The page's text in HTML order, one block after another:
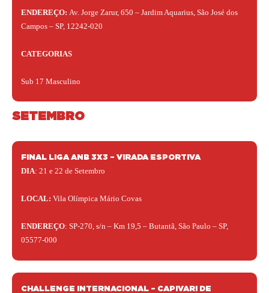
ENDEREÇO: Av. Jorge Zarur, 650 – Jardim Aquarius, São José dos
Campos – SP, 12242-020
CATEGORIAS
Sub 17 Masculino
SETEMBRO
FINAL LIGA ANB 3X3 – VIRADA ESPORTIVA
DIA: 21 e 22 de Setembro
LOCAL: Vila Olímpica Mário Covas
ENDEREÇO: SP-270, s/n – Km 19,5 – Butantã, São Paulo – SP,
05577-000
CHALLENGE INTERNACIONAL – CAPIVARI DE